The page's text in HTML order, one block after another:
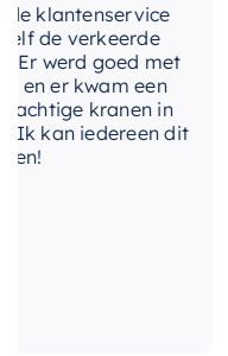
verkeerde
goed met
er kwam een
kranen in
iedereen dit